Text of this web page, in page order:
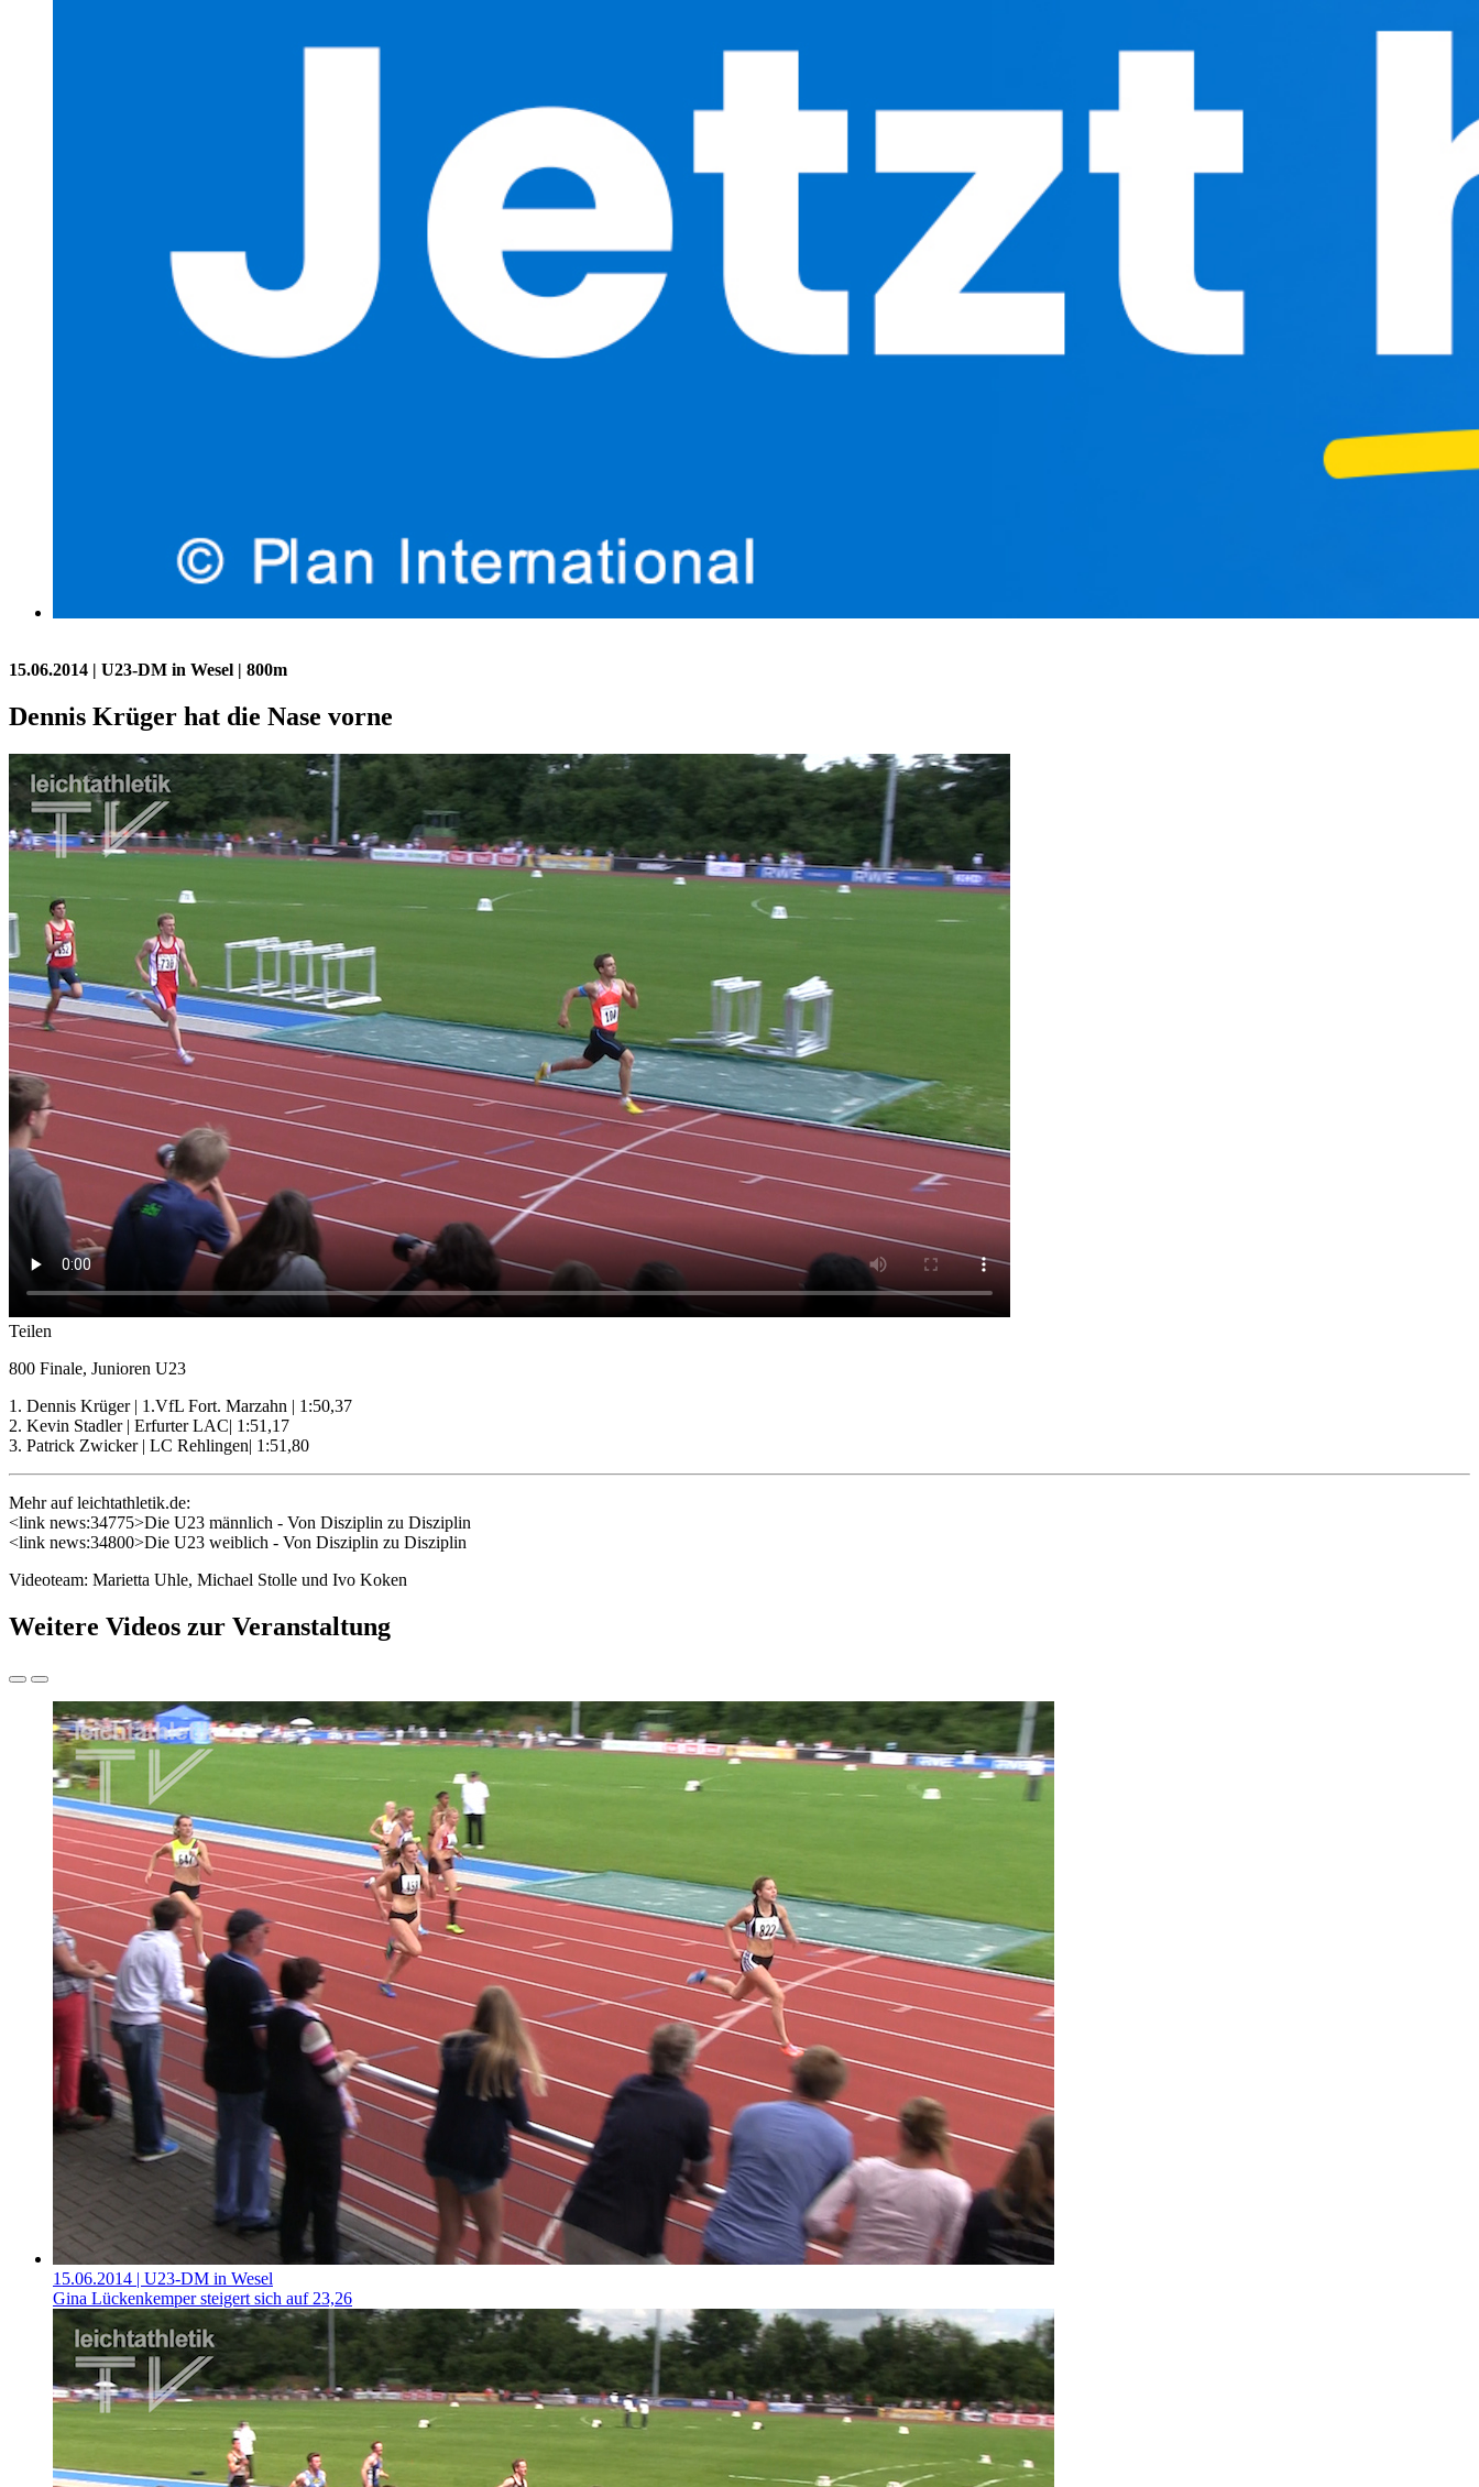
15.06.2014 | U23-DM in Wesel | 800m
Dennis Krüger hat die Nase vorne
Teilen
800 Finale, Junioren U23
1. Dennis Krüger | 1.VfL Fort. Marzahn | 1:50,37
2. Kevin Stadler | Erfurter LAC| 1:51,17
3. Patrick Zwicker | LC Rehlingen| 1:51,80
Mehr auf leichtathletik.de:
<link news:34775>Die U23 männlich - Von Disziplin zu Disziplin
<link news:34800>Die U23 weiblich - Von Disziplin zu Disziplin
Videoteam: Marietta Uhle, Michael Stolle und Ivo Koken
Weitere Videos zur Veranstaltung
15.06.2014 | U23-DM in Wesel
Gina Lückenkemper steigert sich auf 23,26